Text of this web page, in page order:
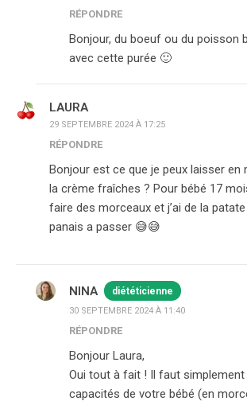
RÉPONDRE
Bonjour, du boeuf ou du poisson
avec cette purée 🙂
LAURA
29 SEPTEMBRE 2024 À 17:25
RÉPONDRE
Bonjour est ce que je peux laisser en
la crème fraîches ? Pour bébé 17
faire des morceaux et j’ai de la
panais a passer 😅😅
NINA diététicienne
30 SEPTEMBRE 2024 À 11:40
RÉPONDRE
Bonjour Laura,
Oui tout à fait ! Il faut
capacités de votre bébé (en